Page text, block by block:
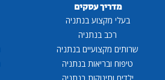
מדריך עסקים
בעלי מקצוע בנתניה
רכב בנתניה
שרותים מקצועיים בנתניה
טיפוח ובריאות בנתניה